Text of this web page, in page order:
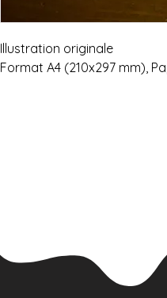
Illustration originale
Format A4 (210x297 mm),